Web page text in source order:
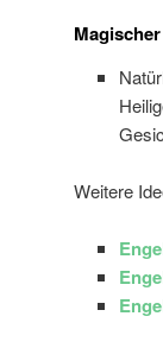
Weitere